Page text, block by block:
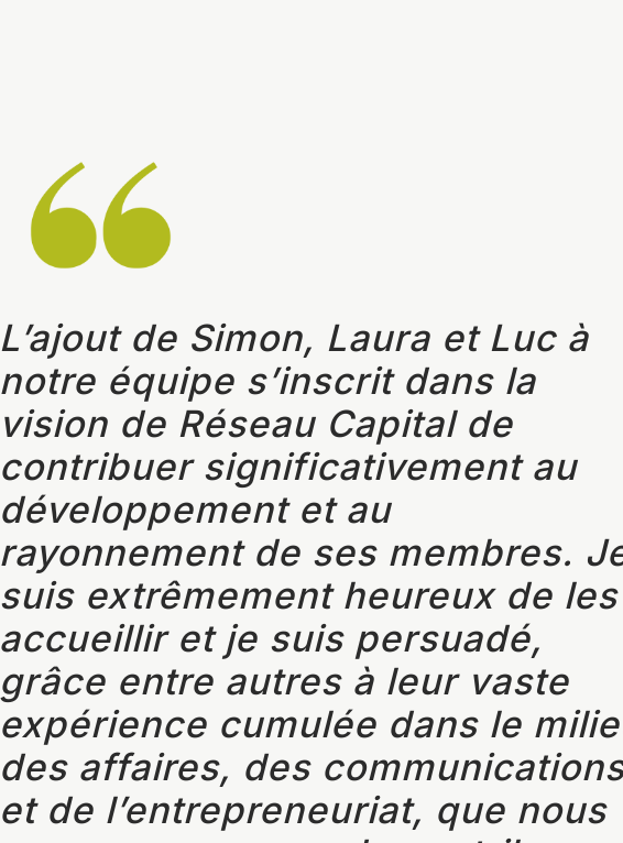
L’ajout de Simon, Laura et Luc à
notre équipe s’inscrit dans la
vision de Réseau Capital de
contribuer significativement au
développement et au
rayonnement de ses membres.
suis extrêmement heureux de les
accueillir et je suis persuadé,
grâce entre autres à leur vaste
expérience cumulée dans le
des affaires, des
et de l’entrepreneuriat, que nous